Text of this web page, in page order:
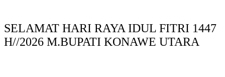
SELAMAT HARI RAYA IDUL FITRI 1447
H//2026 M.BUPATI KONAWE UTARA